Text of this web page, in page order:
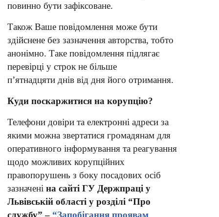
повинно бути зафіксоване.
Також Ваше повідомлення може бути
здійснене без зазначення авторства, тобто
анонімно. Таке повідомлення підлягає
перевірці у строк не більше
п’ятнадцяти днів від дня його отримання.
Куди поскаржитися на корупцію?
Телефони довіри та електронні адреси за
якими можна звертатися громадянам для
оперативного інформування та реагування
щодо можливих корупційних
правопорушень з боку посадових осіб
зазначені на сайті ГУ Держпраці у
Львівській області у розділі “Про
службу” – “Запобігання проявам